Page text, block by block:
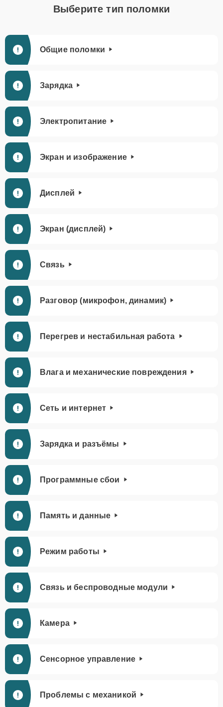
Выберите тип поломки
Общие поломки
Зарядка
Электропитание
Экран и изображение
Дисплей
Экран (дисплей)
Связь
Разговор (микрофон, динамик)
Перегрев и нестабильная работа
Влага и механические повреждения
Сеть и интернет
Зарядка и разъёмы
Программные сбои
Память и данные
Режим работы
Связь и беспроводные модули
Камера
Сенсорное управление
Проблемы с механикой